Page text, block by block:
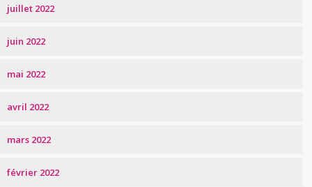
juillet 2022
juin 2022
mai 2022
avril 2022
mars 2022
février 2022